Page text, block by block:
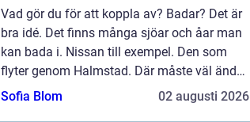
Vad gör du för att koppla av? Badar? Det är
bra idé. Det finns många sjöar och åar man
kan bada i. Nissan till exempel. Den som
flyter genom Halmstad. Där måste väl ändå
gå att bada om somrarna. Nä, nu skojas det
Sofia Blom 02 augusti 2026